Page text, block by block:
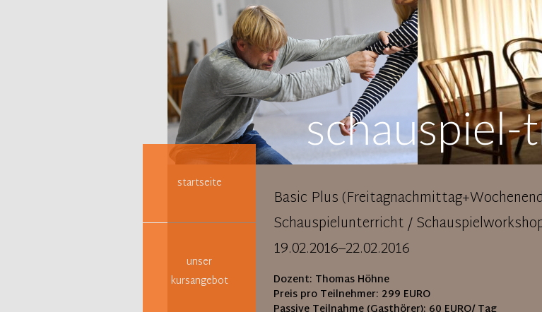
Navigation
überspringen
startseite
unser
kursangebot
Basic Plus
Schauspielunterricht /
19.02.2016–22.02.2016
Dozent: Thomas Höhne
Preis pro Teilnehmer: 299 EURO